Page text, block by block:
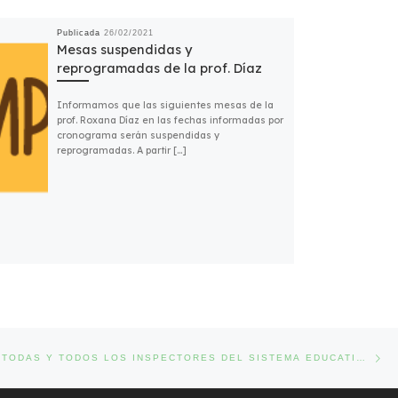
Publicada 26/02/2021
Mesas suspendidas y
reprogramadas de la prof. Díaz
Informamos que las siguientes mesas de la
prof. Roxana Díaz en las fechas informadas por
cronograma serán suspendidas y
reprogramadas. A partir […]